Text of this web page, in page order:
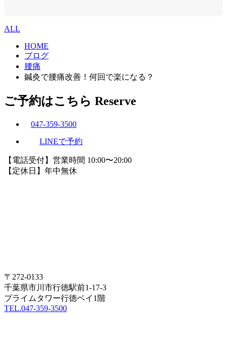
ALL
HOME
ブログ
腰痛
鍼灸で腰痛改善！何回で楽になる？
ご予約はこちら Reserve
047-359-3500
LINEで予約
【電話受付】営業時間 10:00〜20:00
【定休日】年中無休
〒272-0133
千葉県市川市行徳駅前1-17-3
プライムタワー行徳ベイ1階
TEL.047-359-3500